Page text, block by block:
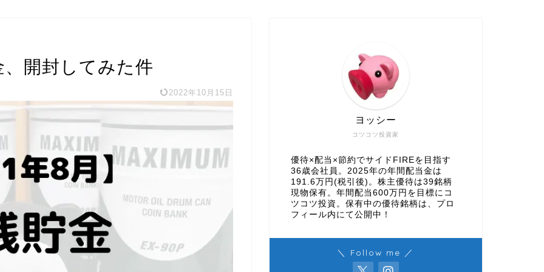
開封してみた件
2022年10月15日
コツコツ投資家
ヨッシー
優待×配当×節約でサイドFIREを目指す
36歳会社員。2025年の年間配当金は
191.6万円(税引後)。株主優待は39銘柄
現物保有。年間配当600万円を目標にコ
ツコツ投資。保有中の優待銘柄は、プロ
フィール内にて公開中！
＼ Follow me ／